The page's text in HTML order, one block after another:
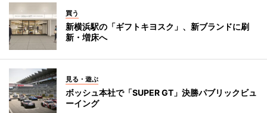
買う
新横浜駅の「ギフトキヨスク」、新ブランドに刷
新・増床へ
見る・遊ぶ
ボッシュ本社で「SUPER GT」決勝パブリックビュ
ーイング